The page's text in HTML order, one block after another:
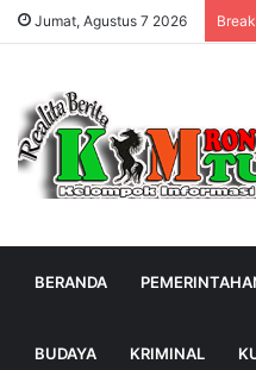
Jumat, Agustus 7 2026
BERANDA
BUDAYA KRIMINAL